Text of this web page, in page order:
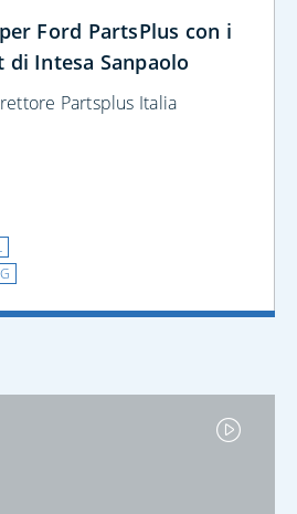
Ford PartsPlus con i
Intesa Sanpaolo
Partsplus Italia